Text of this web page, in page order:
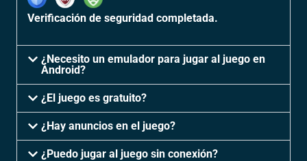
Verificación de seguridad completada.
¿Necesito un emulador para jugar al juego en
Android?
¿El juego es gratuito?
¿Hay anuncios en el juego?
¿Puedo jugar al juego sin conexión?